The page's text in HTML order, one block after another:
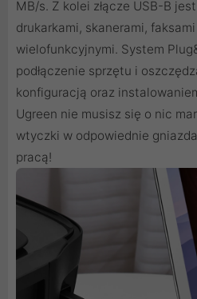
MB/s. Z kolei złącze USB-B
drukarkami, skanerami,
wielofunkcyjnymi. System
podłączenie sprzętu i
konfiguracją oraz
Ugreen nie musisz się o nic
wtyczki w odpowiednie
pracą!